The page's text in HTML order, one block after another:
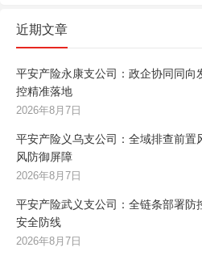
近期文章
平安产险永康支公司：政企协同同向
控精准落地
2026年8月7日
平安产险义乌支公司：全域排查前置
风防御屏障
2026年8月7日
平安产险武义支公司：全链条部署防
安全防线
2026年8月7日